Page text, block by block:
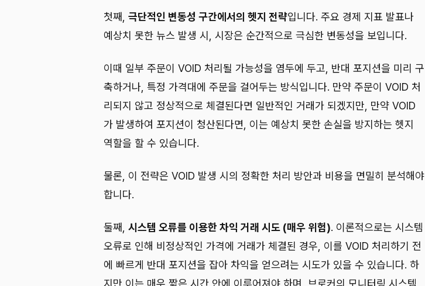
첫째, 극단적인 변동성 구간에서의 헷지 전략입니다. 주요 경제 지표 발표나
예상치 못한 뉴스 발생 시, 시장은 순간적으로 극심한 변동성을 보입니다.
이때 일부 주문이 VOID 처리될 가능성을 염두에 두고, 반대 포지션을 미리 구
축하거나, 특정 가격대에 주문을 걸어두는 방식입니다. 만약 주문이 VOID 처
리되지 않고 정상적으로 체결된다면 일반적인 거래가 되겠지만, 만약 VOID
가 발생하여 포지션이 청산된다면, 이는 예상치 못한 손실을 방지하는 헷지
역할을 할 수 있습니다.
물론, 이 전략은 VOID 발생 시의 정확한 처리 방안과 비용을 면밀히 분석해야
합니다.
둘째, 시스템 오류를 이용한 차익 거래 시도 (매우 위험). 이론적으로는 시스템
오류로 인해 비정상적인 가격에 거래가 체결된 경우, 이를 VOID 처리하기 전
에 빠르게 반대 포지션을 잡아 차익을 얻으려는 시도가 있을 수 있습니다. 하
지만 이는 매우 짧은 시간 안에 이루어져야 하며, 브로커의 모니터링 시스템